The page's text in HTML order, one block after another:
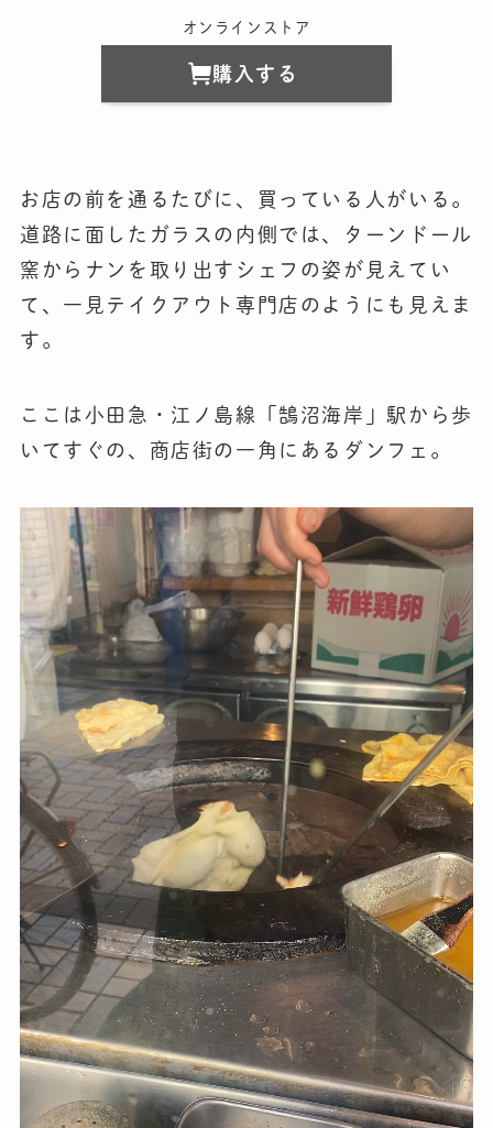
オンラインストア
購入する
お店の前を通るたびに、買っている人がいる。
道路に面したガラスの内側では、ターンドール
窯からナンを取り出すシェフの姿が見えてい
て、一見テイクアウト専門店のようにも見えま
す。
ここは小田急・江ノ島線「鵠沼海岸」駅から歩
いてすぐの、商店街の一角にあるダンフェ。